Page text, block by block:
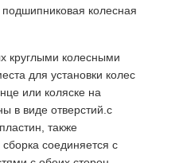
колесная
круглыми колесными
для установки колес
или коляске на
в виде отверстий.с
также
соединяется с